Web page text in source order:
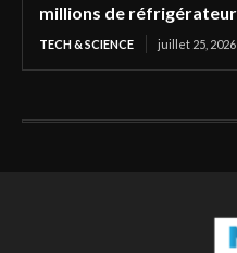
millions de
TECH & SCIENCE juillet 25, 2026